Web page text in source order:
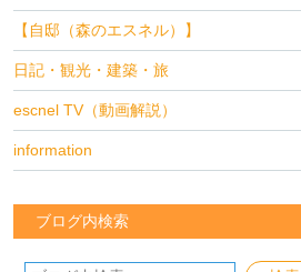
【自邸（森のエスネル）】
日記・観光・建築・旅
escnel TV（動画解説）
information
ブログ内検索